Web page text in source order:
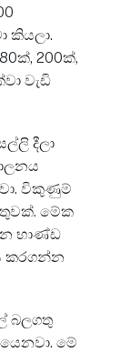
කියලා.
200ක්,
වැඩි
දීලා
විකුණුම්
මේක
භාණ්ඩ
කරගන්න
බලගතු
මේ